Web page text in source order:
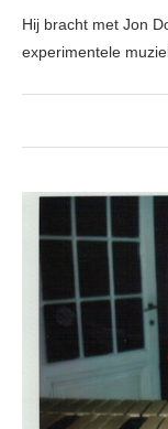
Hij bracht met Jon
experimentele